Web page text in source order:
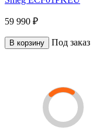
59 990 ₽
В корзину Под заказ